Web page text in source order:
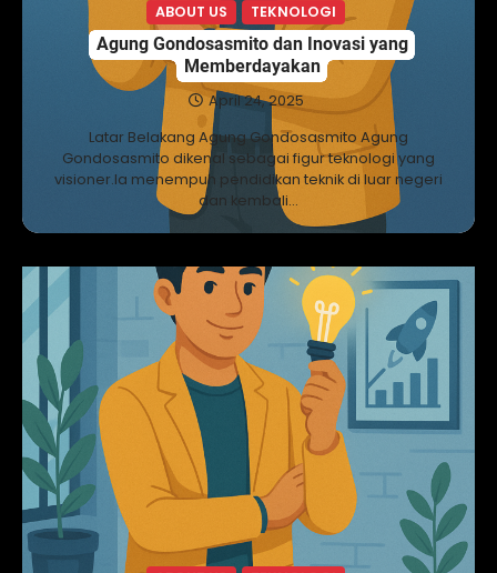
ABOUT US TEKNOLOGI
Agung Gondosasmito dan Inovasi yang
Memberdayakan
April 24, 2025
Latar Belakang Agung Gondosasmito Agung
Gondosasmito dikenal sebagai figur teknologi yang
visioner.Ia menempuh pendidikan teknik di luar negeri
dan kembali…